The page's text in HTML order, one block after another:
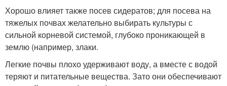
Хорошо влияет также посев сидератов; для посева на
тяжелых почвах желательно выбирать культуры с
сильной корневой системой, глубоко проникающей в
землю (например, злаки.
Легкие почвы плохо удерживают воду, а вместе с водой
теряют и питательные вещества. Зато они обеспечивают